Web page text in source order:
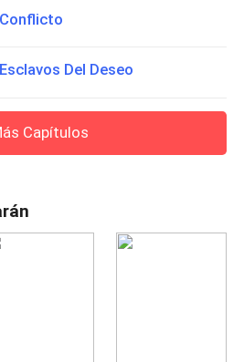
Del Deseo
Capítulos